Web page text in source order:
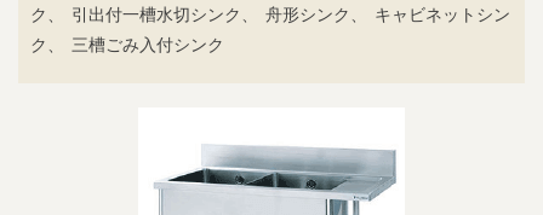
ク、
引出付一槽水切シンク、 舟形シンク、
キャビネットシン
ク、
三槽ごみ入付シンク